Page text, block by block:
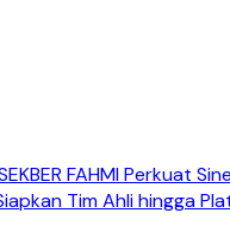
FAHMI Perkuat
Tim Ahli hingga